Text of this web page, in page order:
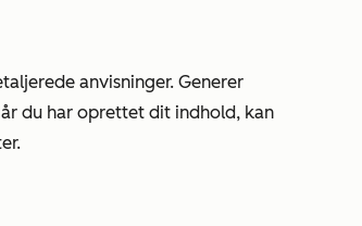
anvisninger. Generer
du har oprettet dit indhold, kan